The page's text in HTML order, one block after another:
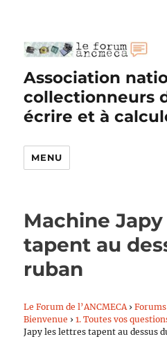
Association
collectionneurs
écrire et à
MENU
Machine
tapent au
ruban
Le Forum de l’ANCMECA › Forums
Bienvenue › 1. Toutes vos
Japy les lettres tapent au dessus